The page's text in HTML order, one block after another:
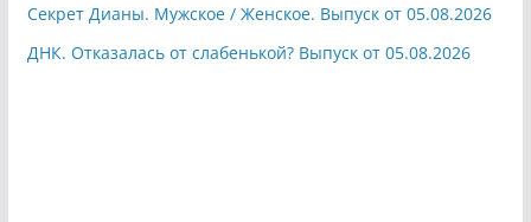
Секрет Дианы. Мужское / Женское. Выпуск от 05.08.2026
ДНК. Отказалась от слабенькой? Выпуск от 05.08.2026